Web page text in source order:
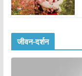
जीवन-दर्शन